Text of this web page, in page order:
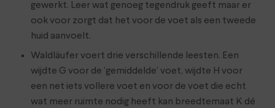
gewerkt. Leer wat genoeg tegendruk geeft maar er
ook voor zorgt dat het voor de voet als een tweede
huid aanvoelt.
Waldläufer voert drie verschillende leesten. Een
wijdte G voor de ‘gemiddelde’ voet, wijdte H voor
een net iets vollere voet en voor de voet die echt
wat meer ruimte nodig heeft kan breedtemaat K dé